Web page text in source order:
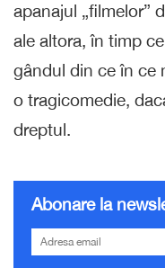
apanajul „filmelor”
ale altora, în timp
gândul din ce în ce
o tragicomedie,
dreptul.
Abonare la